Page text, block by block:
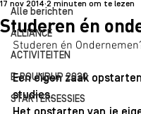
Alle berichten
ALLIANCE
ACTIVITEITEN
E-ROUNDUP 2020
STARTERSESSIES
Studeren én
17 nov 2014 2 minuten om te lezen
Studeren én
Een eigen zaak
studies.